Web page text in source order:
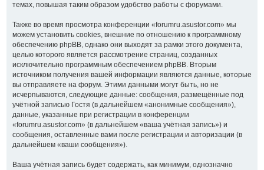
темах, повышая таким образом удобство работы с форумами.
Также во время просмотра конференции «forumru.asustor.com» мы
можем установить cookies, внешние по отношению к программному
обеспечению phpBB, однако они выходят за рамки этого документа,
целью которого является рассмотрение страниц, созданных
исключительно программным обеспечением phpBB. Вторым
источником получения вашей информации являются данные, которые
вы отправляете на форум. Этими данными могут быть, но не
исчерпываются, следующие данные: сообщения, размещённые под
учётной записью Гостя (в дальнейшем «анонимные сообщения»),
данные, указанные при регистрации в конференции
«forumru.asustor.com» (в дальнейшем «ваша учётная запись») и
сообщения, оставленные вами после регистрации и авторизации (в
дальнейшем «ваши сообщения»).
Ваша учётная запись будет содержать, как минимум, однозначно